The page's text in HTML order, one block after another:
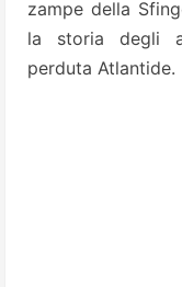
zampe della
la storia degli
perduta Atlantide.